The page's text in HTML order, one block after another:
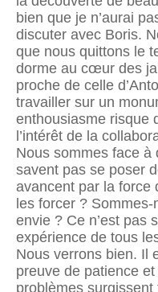
bien que je n’aurai
discuter avec Boris.
que nous quittons le
dorme au cœur des
proche de celle
travailler sur un
enthousiasme risque
l’intérêt de la
Nous sommes face à
savent pas se poser
avancent par la force
les forcer ?
envie ? Ce n’est pas
expérience de tous
Nous verrons bien. Il
preuve de patience
problèmes